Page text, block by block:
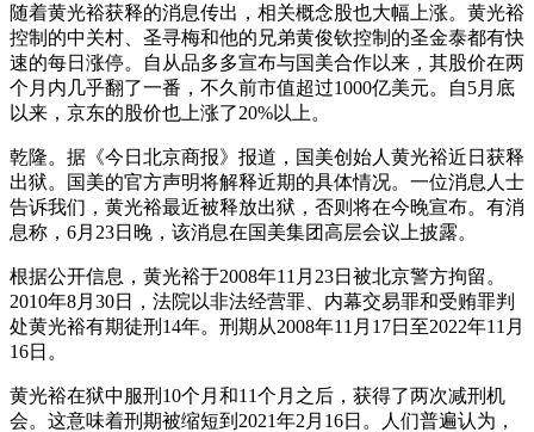
随着黄光裕获释的消息传出，相关概念股也大幅上涨。黄光裕
控制的中关村、圣寻梅和他的兄弟黄俊钦控制的圣金泰都有快
速的每日涨停。自从品多多宣布与国美合作以来，其股价在两
个月内几乎翻了一番，不久前市值超过1000亿美元。自5月底
以来，京东的股价也上涨了20%以上。
乾隆。据《今日北京商报》报道，国美创始人黄光裕近日获释
出狱。国美的官方声明将解释近期的具体情况。一位消息人士
告诉我们，黄光裕最近被释放出狱，否则将在今晚宣布。有消
息称，6月23日晚，该消息在国美集团高层会议上披露。
根据公开信息，黄光裕于2008年11月23日被北京警方拘留。
2010年8月30日，法院以非法经营罪、内幕交易罪和受贿罪判
处黄光裕有期徒刑14年。刑期从2008年11月17日至2022年11月
16日。
黄光裕在狱中服刑10个月和11个月之后，获得了两次减刑机
会。这意味着刑期被缩短到2021年2月16日。人们普遍认为，